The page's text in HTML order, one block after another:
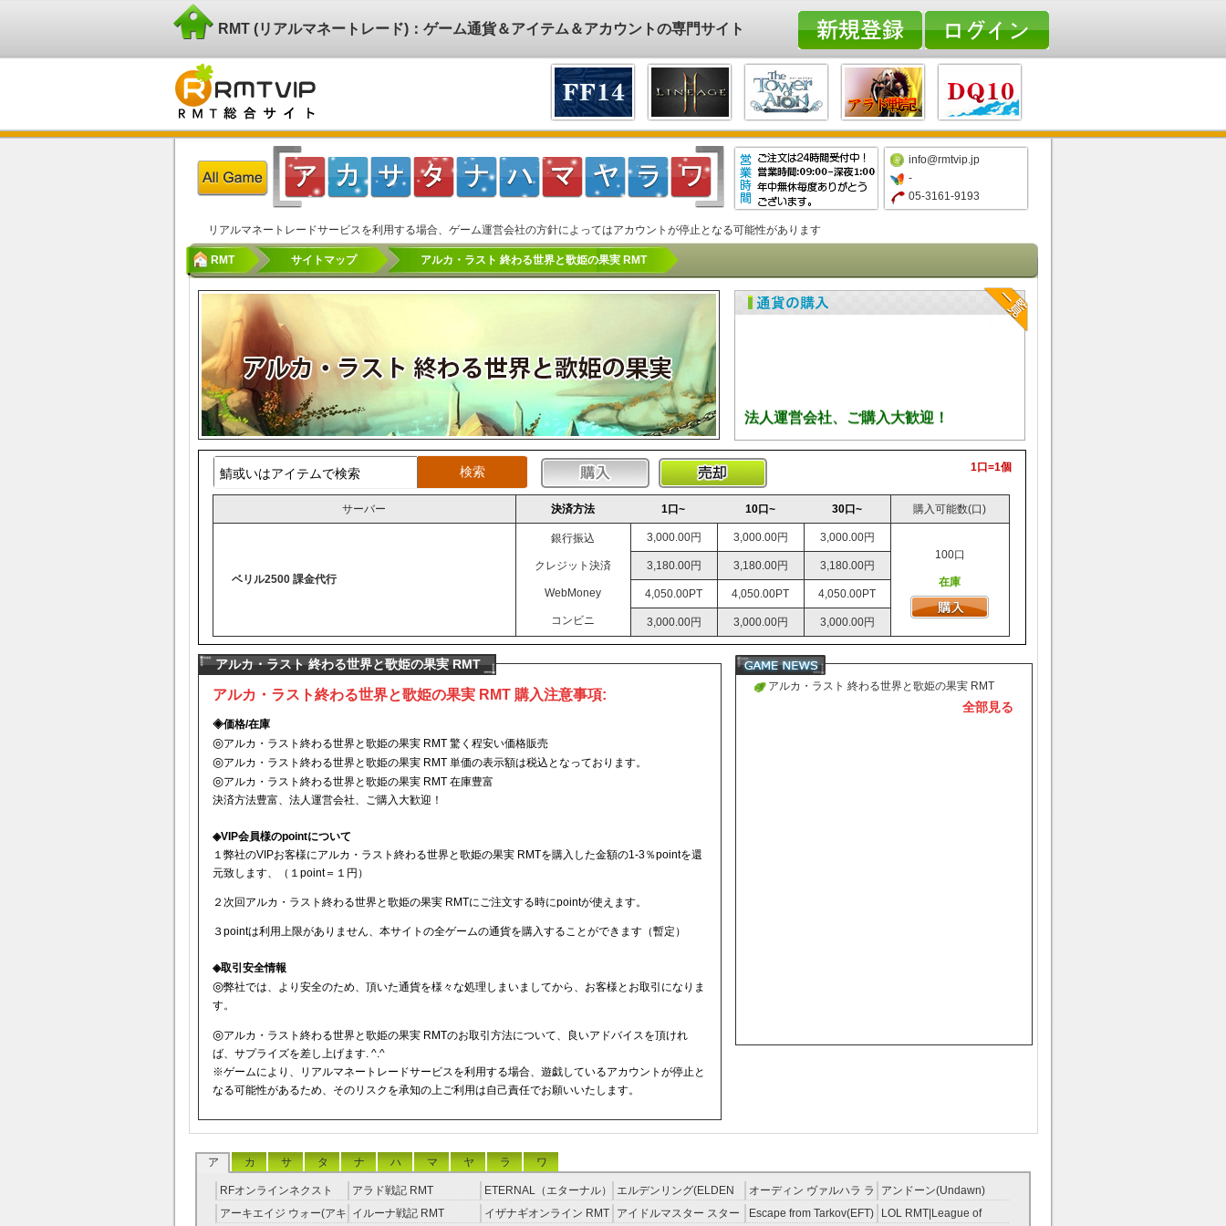
RMT (リアルマネートレード)：ゲーム通貨＆アイテム＆アカウントの専門サイト
info@rmtvip.jp
-
05-3161-9193
リアルマネートレードサービスを利用する場合、ゲーム運営会社の方針によってはアカウントが停止となる可能性があります
RMT サイトマップ アルカ・ラスト 終わる世界と歌姫の果実 RMT
法人運営会社、ご購入大歓迎！
1口=1個
サーバー 決済方法 1口~ 10口~ 30口~ 購入可能数(口)
ベリル2500 課金代行
銀行振込
クレジット決済
WebMoney
コンビニ
3,000.00円 3,000.00円
3,000.00円
100口
在庫
3,180.00円 3,180.00円 3,180.00円
4,050.00PT 4,050.00PT 4,050.00PT
3,000.00円 3,000.00円 3,000.00円
アルカ・ラスト 終わる世界と歌姫の果実 RMT
アルカ・ラスト終わる世界と歌姫の果実 RMT 購入注意事項:
◈価格/在庫
◎アルカ・ラスト終わる世界と歌姫の果実 RMT 驚く程安い価格販売
◎アルカ・ラスト終わる世界と歌姫の果実 RMT 単価の表示額は税込となっております。
◎アルカ・ラスト終わる世界と歌姫の果実 RMT 在庫豊富
決済方法豊富、法人運営会社、ご購入大歓迎！
◈VIP会員様のpointについて
１弊社のVIPお客様にアルカ・ラスト終わる世界と歌姫の果実 RMTを購入した金額の1-3％pointを還
元致します、（１point＝１円）
２次回アルカ・ラスト終わる世界と歌姫の果実 RMTにご注文する時にpointが使えます。
３pointは利用上限がありません、本サイトの全ゲームの通貨を購入することができます（暫定）
◈取引安全情報
◎弊社では、より安全のため、頂いた通貨を様々な処理しまいましてから、お客様とお取引になりま
す。
◎アルカ・ラスト終わる世界と歌姫の果実 RMTのお取引方法について、良いアドバイスを頂けれ
ば、サプライズを差し上げます. ^.^
※ゲームにより、リアルマネートレードサービスを利用する場合、遊戯しているアカウントが停止と
なる可能性があるため、そのリスクを承知の上ご利用は自己責任でお願いいたします。
アルカ・ラスト 終わる世界と歌姫の果実 RMT
ベリル課金代行り扱いを開始致しました全部見る
ア カ サ タ ナ ハ マ ヤ ラ ワ
RFオンラインネクスト
RMT
アラド戦記 RMT
ETERNAL（エターナル）
RMT
エルデンリング(ELDEN
RING) RMT
オーディン ヴァルハラ ラ
イジング RMT
アンドーン(Undawn)
RMT
アーキエイジ ウォー(アキ イルーナ戦記 RMT イザナギオンライン RMT
アイドルマスター スター
Escape from Tarkov(EFT)
LOL RMT|League of